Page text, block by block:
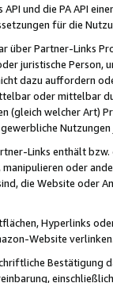
API und die PA API
für die
über Partner-Links
juristische
dazu auffordern
oder mittelbar
(gleich welcher Art)
Links enthält
oder
die Website oder
Hyperlinks
Website